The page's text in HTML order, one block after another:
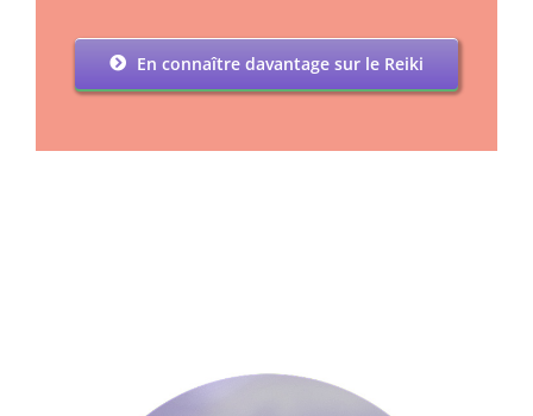
En connaître davantage sur le Reiki